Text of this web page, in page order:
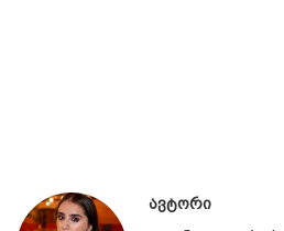
ავტორი